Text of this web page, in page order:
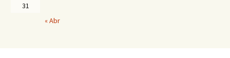
31
« Abr